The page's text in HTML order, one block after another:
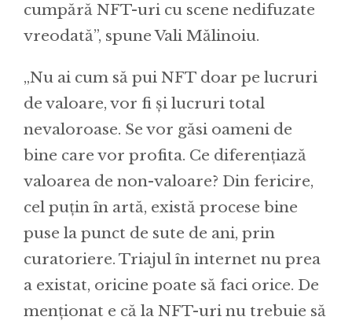
cumpără NFT-uri cu scene nedifuzate
vreodată”, spune Vali Mălinoiu.
„Nu ai cum să pui NFT doar pe lucruri
de valoare, vor fi și lucruri total
nevaloroase. Se vor găsi oameni de
bine care vor profita. Ce diferențiază
valoarea de non-valoare? Din fericire,
cel puțin în artă, există procese bine
puse la punct de sute de ani, prin
curatoriere. Triajul în internet nu prea
a existat, oricine poate să faci orice. De
menționat e că la NFT-uri nu trebuie să